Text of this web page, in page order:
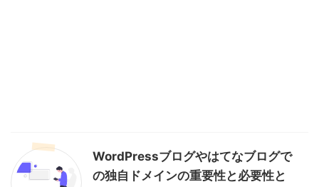
WordPressブログやはてなブログで
の独自ドメインの重要性と必要性と